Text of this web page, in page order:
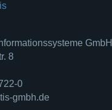
GmbH
8
0
gmbh.de